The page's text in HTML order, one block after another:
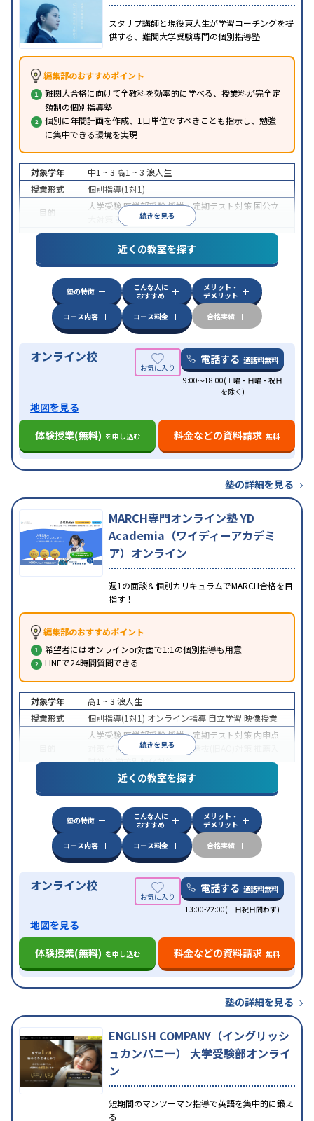
スタサプ講師と現役東大生が学習コーチングを提
供する、難関大学受験専門の個別指導塾
編集部のおすすめポイント
難関大合格に向けて全教科を効率的に学べる、授業料が完全定
額制の個別指導塾
個別に年間計画を作成、1日単位ですべきことも指示し、勉強
に集中できる環境を実現
続きを見る
対象学年 中1 ~ 3 高1 ~ 3 浪人生
授業形式
個別指導(1対1)
目的
大学受験医学部受験授業・定期テスト対策 国公立
英検(英語検定)対策
中高一貫校生に対応授業の振替可能オンライン対
自習室あり
近くの教室を探す
塾の特徴
こんな人に
おすすめ
メリット・
デメリット
コース内容
コース料金 合格実績
オンライン校 電話する 通話料無料
9:00～18:00(土曜・日曜・祝日
を除く)
地図を見る
体験授業(無料) を申し込む 料金などの資料請求 無料
塾の詳細を見る
MARCH専門オンライン塾 YD
Academia（ワイディーアカデミ
ア）オンライン
週1の面談＆個別カリキュラムでMARCH合格を目
指す！
編集部のおすすめポイント
希望者にはオンラインor対面で1:1の個別指導も用意
LINEで24時間質問できる
続きを見る
対象学年 高1 ~ 3 浪人生
授業形式
個別指導(1対1) オンライン指導 自立学習 映像授業
大学受験医学部受験授業・定期テスト対策 内申点
学習習慣の定着 総合型選抜(旧AO)対策
試対策学校別特化対策
特徴
中高一貫校生に対応授業の振替可能
学習にPC・タブレットを利用オンライン対応1
科目から受講可能
近くの教室を探す
塾の特徴
こんな人に
おすすめ
メリット・
デメリット
コース内容
コース料金 合格実績
オンライン校 電話する 通話料無料
13:00-22:00(土日祝日問わず)
地図を見る
体験授業(無料) を申し込む 料金などの資料請求 無料
塾の詳細を見る
ENGLISH COMPANY（イングリッシ
ュカンパニー） 大学受験部オンライ
ン
短期間のマンツーマン指導で英語を集中的に鍛え
る